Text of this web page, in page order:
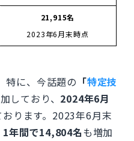
21,915名
2023年6月末時点
特に、今話題の 「特定技
しており、 2024年6月
おります。2023年6月末
1年間で14,804名も増加